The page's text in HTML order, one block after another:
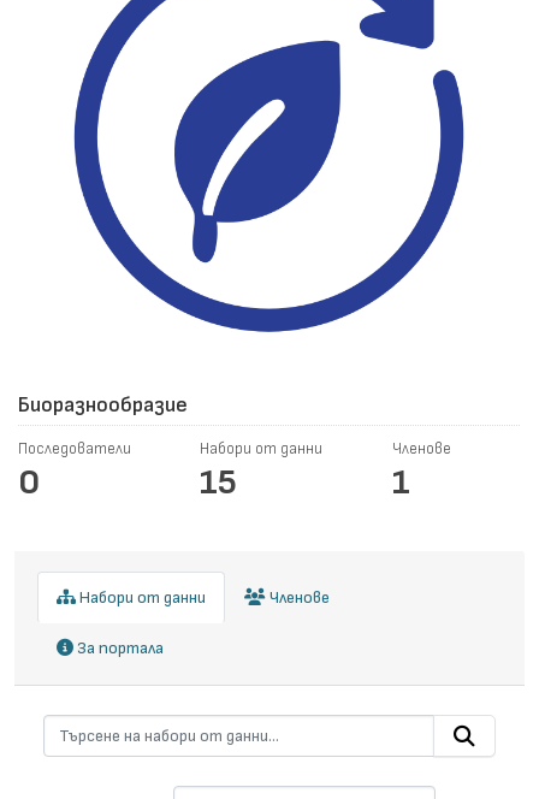
Биоразнообразие
Последователи
0
Набори от данни
15
Членове
1
Набори от данни Членове
За портала